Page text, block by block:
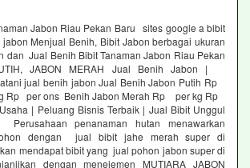
Jabon Riau Pekan Baru sites google a bibit
Menjual Benih, Bibit Jabon berbagai ukuran
dan Jual Benih Bibit Tanaman Jabon Riau Pekan
JABON MERAH Jual Benih Jabon |
jual benih jabon Jual Benih Jabon Putih Rp
Rp per ons Benih Jabon Merah Rp per kg Rp
| Peluang Bisnis Terbaik | Jual Bibit Unggul
Perusahaan penanaman hutan menawarkan
dengan jual bibit jahe merah super di
mendapat bibit yang jual pohon jabon super di
dengan menejemen MUTIARA JABON